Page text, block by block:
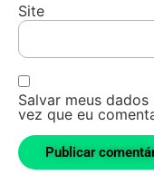
Site
Salvar meus
vez que eu